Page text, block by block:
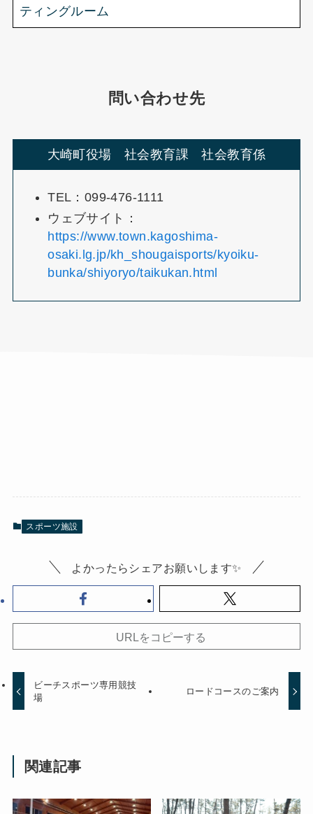
ティングルーム
問い合わせ先
大崎町役場 社会教育課 社会教育係
TEL：099-476-1111
ウェブサイト：
https://www.town.kagoshima-
osaki.lg.jp/kh_shougaisports/kyoiku-
bunka/shiyoryo/taikukan.html
スポーツ施設
よかったらシェアお願いします✨
URLをコピーする
ビーチスポーツ専用競技
場
ロードコースのご案内
関連記事